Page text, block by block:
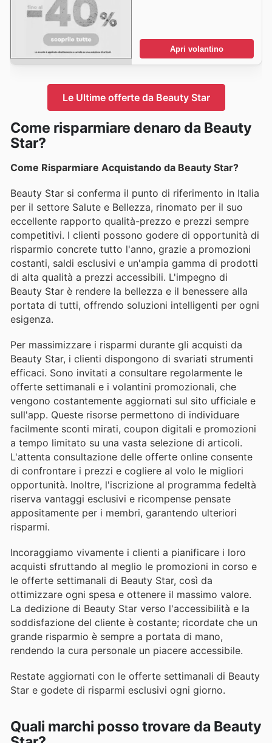
Apri volantino
Le Ultime offerte da Beauty Star
Come risparmiare denaro da Beauty
Star?
Come Risparmiare Acquistando da Beauty Star?
Beauty Star si conferma il punto di riferimento in Italia
per il settore Salute e Bellezza, rinomato per il suo
eccellente rapporto qualità-prezzo e prezzi sempre
competitivi. I clienti possono godere di opportunità di
risparmio concrete tutto l'anno, grazie a promozioni
costanti, saldi esclusivi e un'ampia gamma di prodotti
di alta qualità a prezzi accessibili. L'impegno di
Beauty Star è rendere la bellezza e il benessere alla
portata di tutti, offrendo soluzioni intelligenti per ogni
esigenza.
Per massimizzare i risparmi durante gli acquisti da
Beauty Star, i clienti dispongono di svariati strumenti
efficaci. Sono invitati a consultare regolarmente le
offerte settimanali e i volantini promozionali, che
vengono costantemente aggiornati sul sito ufficiale e
sull'app. Queste risorse permettono di individuare
facilmente sconti mirati, coupon digitali e promozioni
a tempo limitato su una vasta selezione di articoli.
L'attenta consultazione delle offerte online consente
di confrontare i prezzi e cogliere al volo le migliori
opportunità. Inoltre, l'iscrizione al programma fedeltà
riserva vantaggi esclusivi e ricompense pensate
appositamente per i membri, garantendo ulteriori
risparmi.
Incoraggiamo vivamente i clienti a pianificare i loro
acquisti sfruttando al meglio le promozioni in corso e
le offerte settimanali di Beauty Star, così da
ottimizzare ogni spesa e ottenere il massimo valore.
La dedizione di Beauty Star verso l'accessibilità e la
soddisfazione del cliente è costante; ricordate che un
grande risparmio è sempre a portata di mano,
rendendo la cura personale un piacere accessibile.
Restate aggiornati con le offerte settimanali di Beauty
Star e godete di risparmi esclusivi ogni giorno.
Quali marchi posso trovare da Beauty